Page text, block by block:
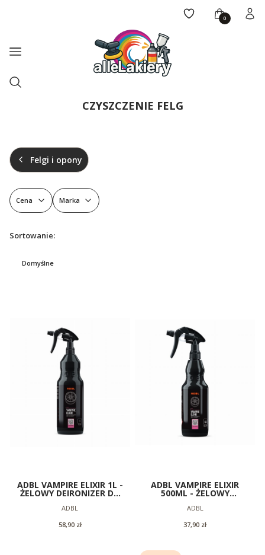
Ulubione Koszyk
Menu
Otwórz wyszukiwarkę
Szukaj
CZYSZCZENIE FELG
Felgi i opony
Cena Marka
Lista produktów
Sortowanie:
Domyślne
ADBL VAMPIRE ELIXIR 1L -
ŻELOWY DEIRONIZER DO
Producent
ADBL
Cena
58,90 zł
ADBL VAMPIRE ELIXIR
500ML - ŻELOWY
Producent
ADBL
Cena
37,90 zł